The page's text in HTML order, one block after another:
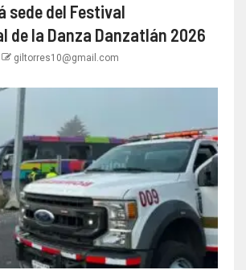
sede del Festival
de la Danza Danzatlán 2026
giltorres10@gmail.com